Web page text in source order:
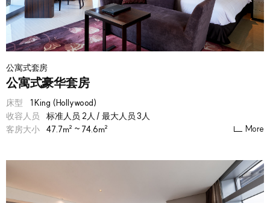
公寓式套房
公寓式豪华套房
床型
1 King (Hollywood)
收容人员
标准人员 2人 / 最大人员 3人
客房大小
47.7㎡ ~ 74.6㎡ More